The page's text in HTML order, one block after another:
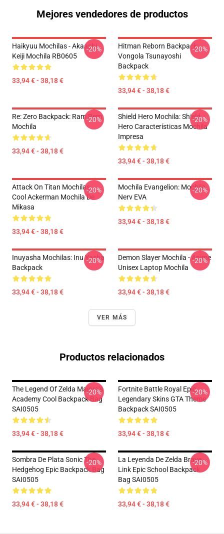
Mejores vendedores de productos
Haikyuu Mochilas - Akaashi
Keiji Mochila RB0605
33,94 € - 38,18 €
-20%
Hitman Reborn Backpack:
Vongola Tsunayoshi
Backpack
33,94 € - 38,18 €
-20%
Re: Zero Backpack: Ram Rem
Mochila
33,94 € - 38,18 €
-20%
Shield Hero Mochila: Shield
Hero Características Mochila
Impresa
33,94 € - 38,18 €
-20%
Attack On Titan Mochilas:
Cool Ackerman Mochila De
Mikasa
33,94 € - 38,18 €
-20%
Mochila Evangelion: Mochila
Nerv EVA
33,94 € - 38,18 €
-20%
Inuyasha Mochilas: Inu Yasha
Backpack
33,94 € - 38,18 €
-20%
Demon Slayer Mochila - Anime
Unisex Laptop Mochila
33,94 € - 38,18 €
-20%
VER MÁS
Productos relacionados
The Legend Of Zelda Majora's
Academy Cool Backpack Bag
SAI0505
33,94 € - 38,18 €
-20%
Fortnite Battle Royal Epic
Legendary Skins GTA Theme
Backpack SAI0505
33,94 € - 38,18 €
-20%
Sombra De Plata Sonic The
Hedgehog Epic Backpack Bag
SAI0505
33,94 € - 38,18 €
-20%
La Leyenda De Zelda Brave
Link Epic School Backpack
Bag SAI0505
33,94 € - 38,18 €
-20%